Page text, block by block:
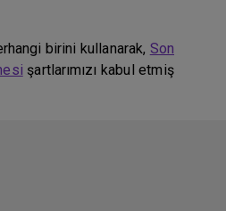
birini kullanarak, Son
şartlarımızı kabul etmiş